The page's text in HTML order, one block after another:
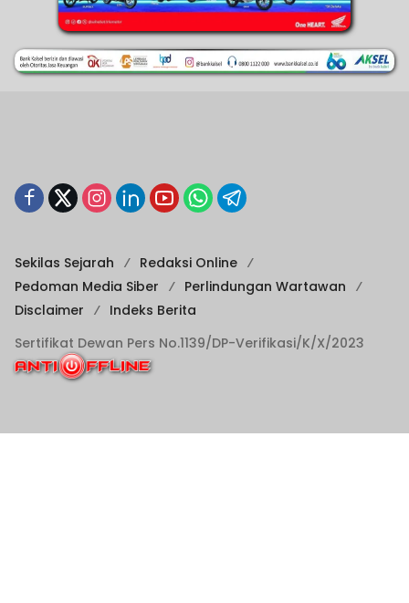
Sekilas Sejarah
Redaksi Online
Pedoman Media Siber
Perlindungan Wartawan
Disclaimer
Indeks Berita
Sertifikat Dewan Pers No.1139/DP-Verifikasi/K/X/2023